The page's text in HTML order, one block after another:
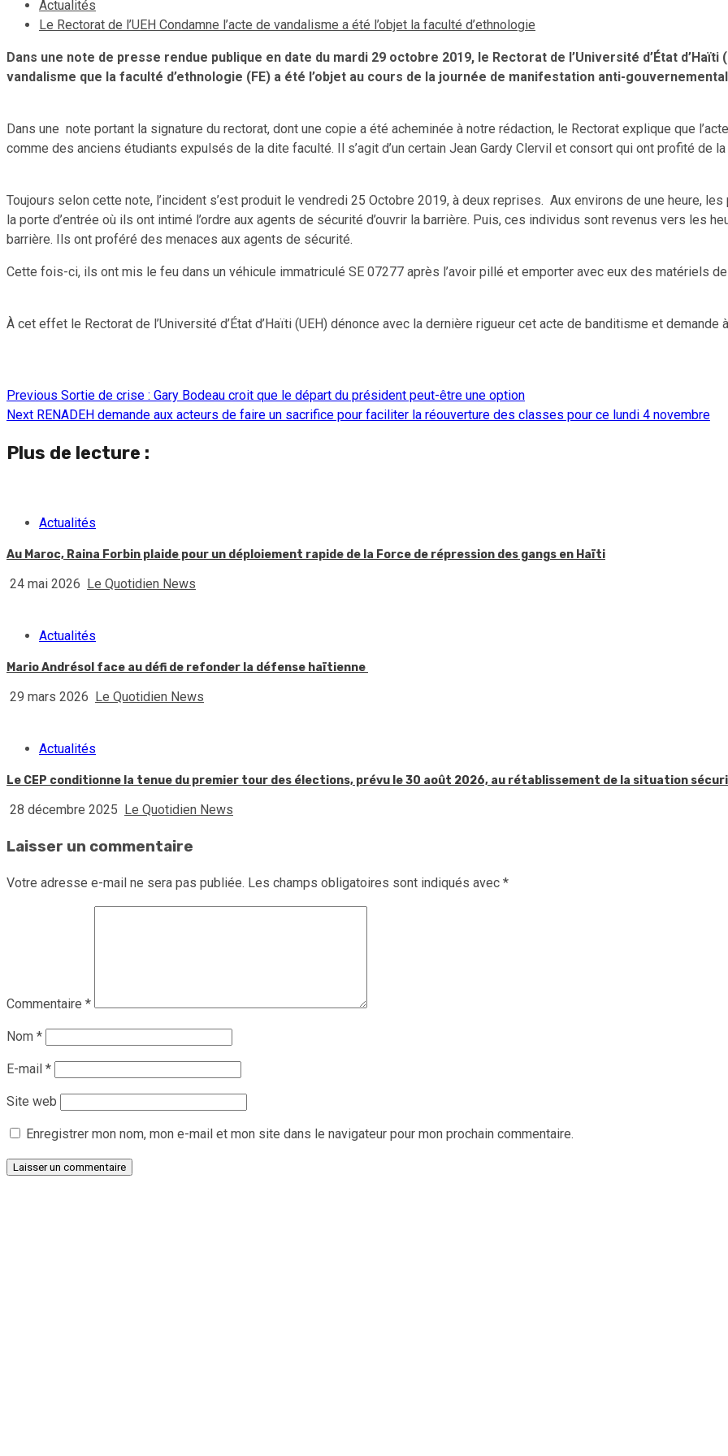
Actualités
Le Rectorat de l’UEH Condamne l’acte de vandalisme a été l’objet la faculté d’ethnologie
Dans une note de presse rendue publique en date du mardi 29 octobre 2019, le Rectorat de l’Université d’État
vandalisme que la faculté d’ethnologie (FE) a été l’objet au cours de la journée de manifestation anti-
Dans une note portant la signature du rectorat, dont une copie a été acheminée à notre rédaction, le Rectorat explique que
comme des anciens étudiants expulsés de la dite faculté. Il s’agit d’un certain Jean Gardy Clervil et consort qui ont profité de
Toujours selon cette note, l’incident s’est produit le vendredi 25 Octobre 2019, à deux reprises. Aux environs de une heure,
la porte d’entrée où ils ont intimé l’ordre aux agents de sécurité d’ouvrir la barrière. Puis, ces individus sont revenus vers les
barrière. Ils ont proféré des menaces aux agents de sécurité.
Cette fois-ci, ils ont mis le feu dans un véhicule immatriculé SE 07277 après l’avoir pillé et emporter avec eux des matériels
À cet effet le Rectorat de l’Université d’État d’Haïti (UEH) dénonce avec la dernière rigueur cet acte de banditisme et
Continue
Previous Sortie de crise : Gary Bodeau croit que le départ du président peut-être une option
Next RENADEH demande aux acteurs de faire un sacrifice pour faciliter la réouverture des classes pour ce lundi 4 novembre
Plus de lecture :
Actualités
Au Maroc, Raina Forbin plaide pour un déploiement rapide de la Force de répression des gangs en Haïti
24 mai 2026 Le Quotidien News
Actualités
Mario Andrésol face au défi de refonder la défense haïtienne
29 mars 2026 Le Quotidien News
Actualités
Le CEP conditionne la tenue du premier tour des élections, prévu le 30 août 2026, au rétablissement de la situation
28 décembre 2025 Le Quotidien News
Laisser un commentaire
Votre adresse e-mail ne sera pas publiée. Les champs obligatoires sont indiqués avec *
Commentaire *
Nom *
E-mail *
Site web
Enregistrer mon nom, mon e-mail et mon site dans le navigateur pour mon prochain commentaire.